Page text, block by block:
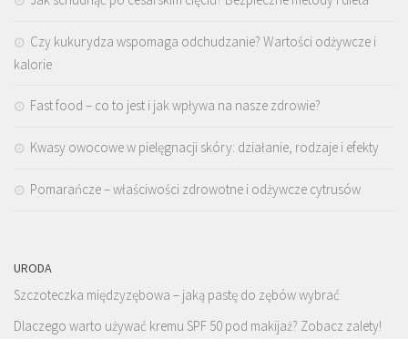
Czy kukurydza wspomaga odchudzanie? Wartości odżywcze i
kalorie
Fast food – co to jest i jak wpływa na nasze zdrowie?
Kwasy owocowe w pielęgnacji skóry: działanie, rodzaje i efekty
Pomarańcze – właściwości zdrowotne i odżywcze cytrusów
URODA
Szczoteczka międzyzębowa – jaką pastę do zębów wybrać
Dlaczego warto używać kremu SPF 50 pod makijaż? Zobacz zalety!